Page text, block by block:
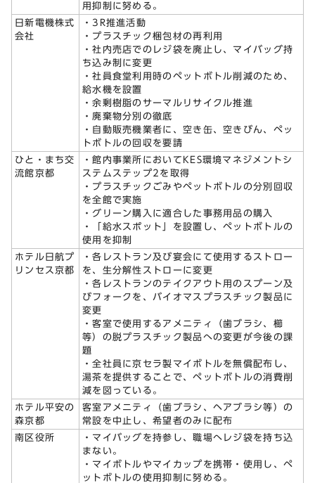
用抑制に努める。
日新電機株式
会社
・3R推進活動
・プラスチック梱包材の再利用
・社内売店でのレジ袋を廃止し、マイバッグ持
ち込み制に変更
・社員食堂利用時のペットボトル削減のため、
給水機を設置
・余剰樹脂のサーマルリサイクル推進
・廃棄物分別の徹底
・自動販売機業者に、空き缶、空きびん、ペッ
トボトルの回収を要請
ひと・まち交
流館京都
・館内事業所においてKES環境マネジメントシ
ステムステップ2を取得
・プラスチックごみやペットボトルの分別回収
を全館で実施
・グリーン購入に適合した事務用品の購入
・「給水スポット」を設置し、ペットボトルの
使用を抑制
ホテル日航プ
リンセス京都
・各レストラン及び宴会にて使用するストロー
を、生分解性ストローに変更
・各レストランのテイクアウト用のスプーン及
びフォークを、バイオマスプラスチック製品に
変更
・客室で使用するアメニティ（歯ブラシ、櫛
等）の脱プラスチック製品への変更が今後の課
題
・全社員に京セラ製マイボトルを無償配布し、
湯茶を提供することで、ペットボトルの消費削
減を図っている。
ホテル平安の
森京都
客室アメニティ（歯ブラシ、ヘアブラシ等）の
常設を中止し、希望者のみに配布
南区役所
・マイバッグを持参し、職場へレジ袋を持ち込
まない。
・マイボトルやマイカップを携帯・使用し、ペ
ットボトルの使用抑制に努める。